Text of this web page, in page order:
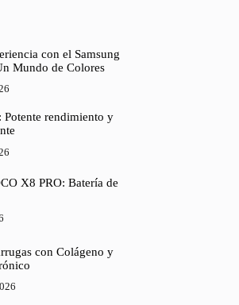
con el Samsung
Mundo de Colores
rendimiento y
X8 PRO: Batería de
con Colágeno y